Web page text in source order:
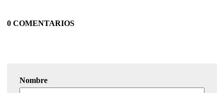
0 COMENTARIOS
Nombre